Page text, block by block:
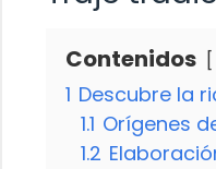
Contenidos
1 Descubre la
1.1 Orígenes
1.2